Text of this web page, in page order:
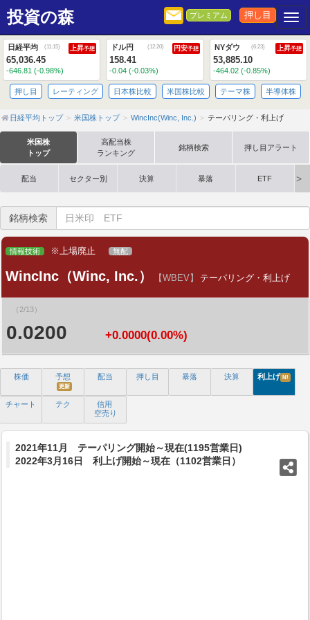
投資の森 プレミアム 押し目
日経平均 (11:15) 上昇予想
65,036.45
-646.81 (-0.98%)
ドル円 (12:20) 円安予想
158.41
-0.04 (-0.03%)
NYダウ (6:23) 上昇予想
53,885.10
-464.02 (-0.85%)
押し目 レーティング 日本株比較 米国株比較 テーマ株 半導体株
日経平均トップ 米国株トップ WincInc(Winc, Inc.) テーパリング・利上げ
米国株
トップ
高配当株
ランキング
銘柄検索 押し目アラート
配当 セクター別 決算 暴落 ETF
銘柄検索
情報技術 ※上場廃止 無配
WincInc（Winc, Inc.） 【WBEV】 テーパリング・利上げ
（2/13）
0.0200 +0.0000(0.00%)
株価 予想
更新
配当 押し目 暴落 決算 利上げ N!
チャート テク
信用
空売り
2021年11月 テーパリング開始～現在(1195営業日)
2022年3月16日 利上げ開始～現在（1102営業日）